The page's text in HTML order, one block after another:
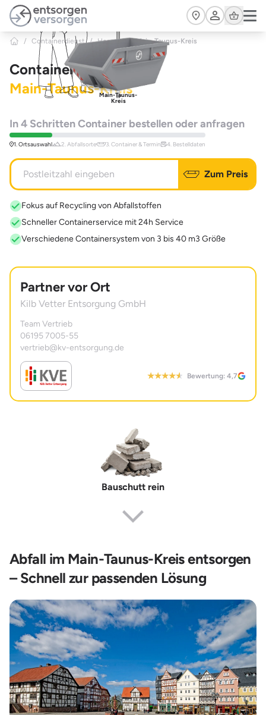
Zum Hauptinhalt springen
Cart
/ Containerdienst / Hessen > Main-Taunus-Kreis
Containerdienst
Main-Taunus-Kreis
Main-Taunus-
Kreis
In 4 Schritten Container bestellen oder anfragen
1. Ortsauswahl 2. Abfallsorte 3. Container & Termin 4. Bestelldaten
Zum Preis
Fokus auf Recycling von Abfallstoffen
Schneller Containerservice mit 24h Service
Verschiedene Containersystem von 3 bis 40 m3 Größe
Partner vor Ort
Kilb Vetter Entsorgung GmbH
Team Vertrieb
06195 7005-55
vertrieb@kv-entsorgung.de
Bewertung: 4,7
Bauschutt rein
Abfall im Main-Taunus-Kreis entsorgen
– Schnell zur passenden Lösung